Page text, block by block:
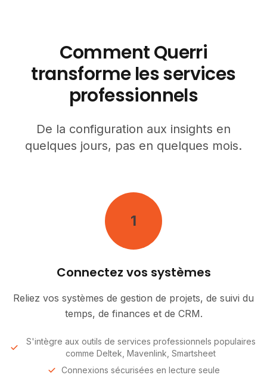
Comment Querri
transforme les services
professionnels
De la configuration aux insights en
quelques jours, pas en quelques mois.
1
Connectez vos systèmes
Reliez vos systèmes de gestion de projets, de suivi du
temps, de finances et de CRM.
S'intègre aux outils de services professionnels populaires
comme Deltek, Mavenlink, Smartsheet
Connexions sécurisées en lecture seule